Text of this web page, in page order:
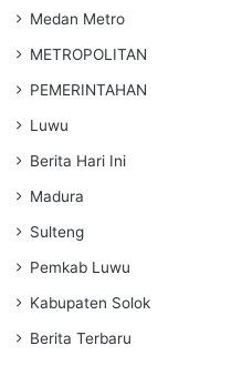
Medan Metro
METROPOLITAN
PEMERINTAHAN
Luwu
Berita Hari Ini
Madura
Sulteng
Pemkab Luwu
Kabupaten Solok
Berita Terbaru